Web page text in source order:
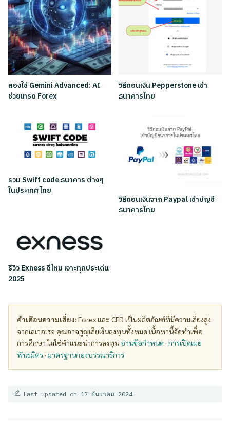
ลองใช้ Gemini Advanced: AI
ช่วยเทรด Forex
วิธีถอนเงิน Pepperstone เข้า
ธนาคารไทย
รวม Swift code ธนาคาร ต่างๆ
ในประเทศไทย
วิธีถอนเงินจาก Paypal เข้าบัญชี
ธนาคารไทย
รีวิว Exness ดีไหม เจาะทุกประเด่น
2025
คำเตือนความเสี่ยง:Forex และ CFD เป็นผลิตภัณฑ์ที่มีความเสี่ยงสูง
จากเลเวอเรจ คุณอาจสูญเสียเงินลงทุนทั้งหมด เนื้อหานี้จัดทำเพื่อ
การศึกษา ไม่ใช่คำแนะนำการลงทุน อ่านข้อกำหนด · การเปิดเผย
พันธมิตร · มาตรฐานกองบรรณาธิการ
Last updated on 17 ธันวาคม 2024